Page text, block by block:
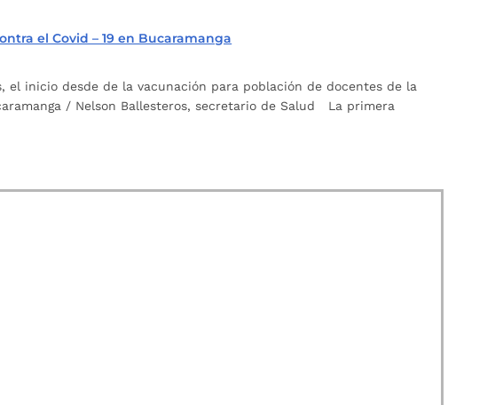
el Covid – 19 en Bucaramanga
el inicio desde de la vacunación para población de docentes de la
/ Nelson Ballesteros, secretario de Salud La primera